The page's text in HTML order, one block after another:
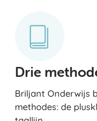
Drie
Briljant Onderwijs
methodes: de